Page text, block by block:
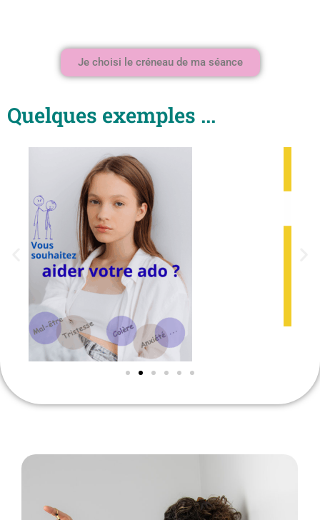
Je choisi le créneau de ma séance
Quelques exemples ...